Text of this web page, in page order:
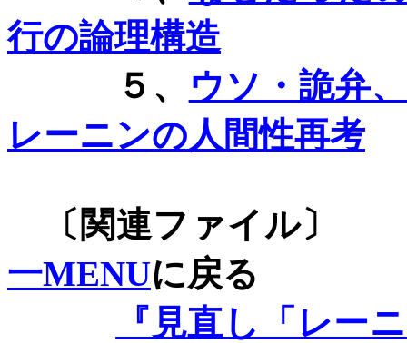
行の論理構造
５、
ウソ・詭弁
レーニンの人間性再考
〔関連ファイル〕
一MENUに戻る
『見直し「レー